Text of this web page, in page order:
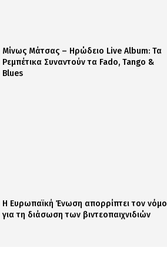
Μίνως Μάτσας – Ηρώδειο Live Album: Τα
Ρεμπέτικα Συναντούν τα Fado, Tango &
Blues
Η Ευρωπαϊκή Ένωση απορρίπτει τον νόμο
για τη διάσωση των βιντεοπαιχνιδιών